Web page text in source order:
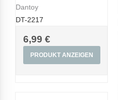
Dantoy
DT-2217
6,99 €
PRODUKT ANZEIGEN